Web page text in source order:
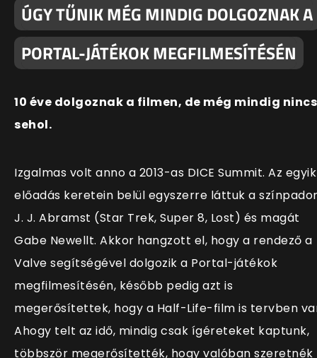
ÚGY TŰNIK MÉG MINDIG DOLGOZNAK A
PORTAL-JÁTÉKOK MEGFILMESÍTÉSÉN
10 éve dolgoznak a filmen, de még mindig nincs
sehol.
Izgalmas volt anno a 2013-as DICE Summit. Az egyik
előadás keretein belül egyszerre láttuk a
J. J. Abramst (Star Trek, Super 8, Lost) és magát
Gabe Newellt. Akkor hangzott el, hogy a rendező a
Valve segítségével dolgozik a Portal-játékok
megfilmesítésén, később pedig azt is
megerősítettek, hogy a Half-Life-film is tervben
Ahogy telt az idő, mindig csak ígéreteket kaptunk,
többször megerősítették, hogy valóban szeretnék